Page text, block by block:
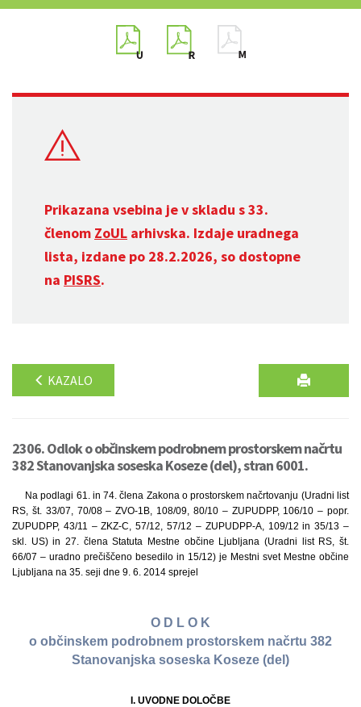
Prikazana vsebina je v skladu s 33.
členom ZoUL arhivska. Izdaje uradnega
lista, izdane po 28.2.2026, so dostopne
na PISRS.
KAZALO
2306. Odlok o občinskem podrobnem prostorskem načrtu
382 Stanovanjska soseska Koseze (del), stran 6001.
Na podlagi 61. in 74. člena Zakona o prostorskem načrtovanju (Uradni list
RS, št. 33/07, 70/08 – ZVO-1B, 108/09, 80/10 – ZUPUDPP, 106/10 – popr.
ZUPUDPP, 43/11 – ZKZ-C, 57/12, 57/12 – ZUPUDPP-A, 109/12 in 35/13 –
skl. US) in 27. člena Statuta Mestne občine Ljubljana (Uradni list RS, št.
66/07 – uradno prečiščeno besedilo in 15/12) je Mestni svet Mestne občine
Ljubljana na 35. seji dne 9. 6. 2014 sprejel
O D L O K
o občinskem podrobnem prostorskem načrtu 382
Stanovanjska soseska Koseze (del)
I. UVODNE DOLOČBE